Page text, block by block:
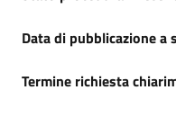
Data di pubblicazione a
Termine richiesta